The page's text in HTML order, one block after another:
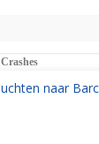
Crashes
naar